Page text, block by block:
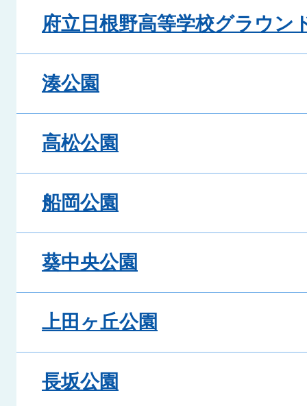
府立日根野高等学校グラウン
湊公園
高松公園
船岡公園
葵中央公園
上田ヶ丘公園
長坂公園